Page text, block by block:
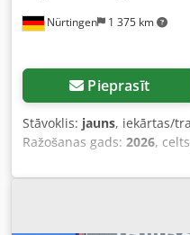
Nürtingen 1 375 km
Pieprasīt
Stāvoklis: jauns, iekārtas/
Ražošanas gads: 2026,
,
smaguma centrs:600 mm,